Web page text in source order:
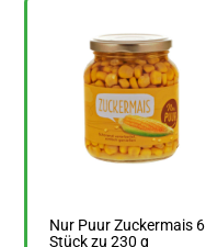
Nur Puur Zuckermais 6
Stück zu 230 g